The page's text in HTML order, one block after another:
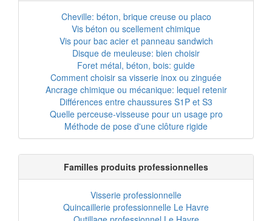
Cheville: béton, brique creuse ou placo
Vis béton ou scellement chimique
Vis pour bac acier et panneau sandwich
Disque de meuleuse: bien choisir
Foret métal, béton, bois: guide
Comment choisir sa visserie inox ou zinguée
Ancrage chimique ou mécanique: lequel retenir
Différences entre chaussures S1P et S3
Quelle perceuse-visseuse pour un usage pro
Méthode de pose d'une clôture rigide
Familles produits professionnelles
Visserie professionnelle
Quincaillerie professionnelle Le Havre